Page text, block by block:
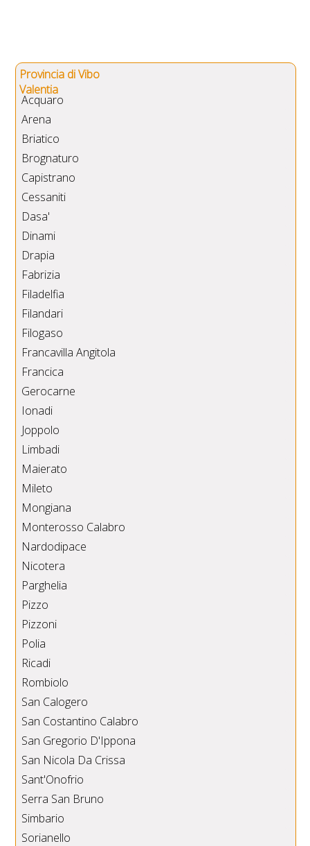
Provincia di Vibo
Valentia
Acquaro
Arena
Briatico
Brognaturo
Capistrano
Cessaniti
Dasa'
Dinami
Drapia
Fabrizia
Filadelfia
Filandari
Filogaso
Francavilla Angitola
Francica
Gerocarne
Ionadi
Joppolo
Limbadi
Maierato
Mileto
Mongiana
Monterosso Calabro
Nardodipace
Nicotera
Parghelia
Pizzo
Pizzoni
Polia
Ricadi
Rombiolo
San Calogero
San Costantino Calabro
San Gregorio D'Ippona
San Nicola Da Crissa
Sant'Onofrio
Serra San Bruno
Simbario
Sorianello